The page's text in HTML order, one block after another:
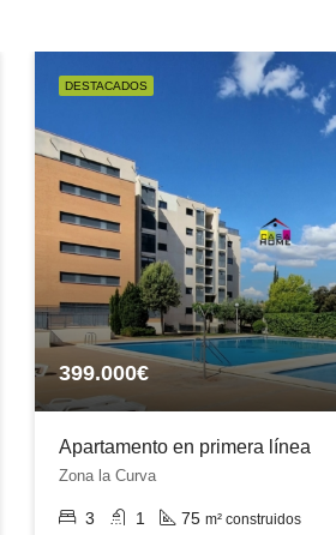
DESTACADOS
399.000€
Apartamento en primera línea
Zona la Curva
3 1 75 m² construidos